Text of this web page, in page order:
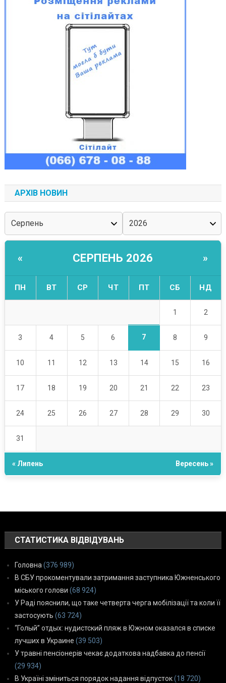
АРХІВ НОВИН
« СЕРПЕНЬ 2026 »
ПН ВТ СР ЧТ ПТ СБ НД
1 2
3 4 5 6 7 8 9
10 11 12 13 14 15 16
17 18 19 20 21 22 23
24 25 26 27 28 29 30
31
« Липень Вересень »
СТАТИСТИКА ВІДВІДУВАНЬ
Головна (376 989)
В СБУ прокоментували затримання заступника Южненського
міського голови (68 924)
У Раді пояснили, що таке четверта черга мобілізації та коли її
застосують (63 724)
“Голый” отдых: нудистский пляж в Южном оказался в списке
лучших в Украине (39 503)
У травні пенсіонерів чекає додаткова надбавка до пенсії
(29 934)
В Україні зміниться порядок надання відпусток(18 720)